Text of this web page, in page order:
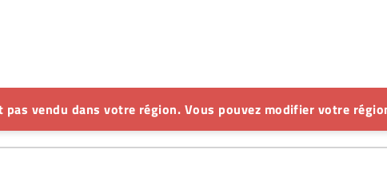
pas vendu dans votre région. Vous pouvez modifier votre